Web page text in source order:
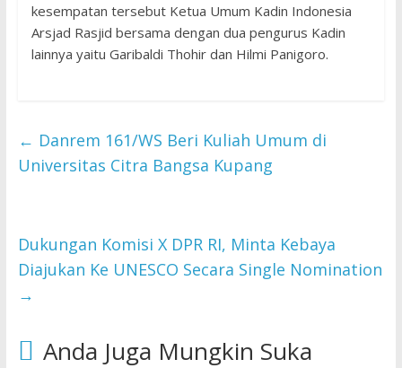
kesempatan tersebut Ketua Umum Kadin Indonesia
Arsjad Rasjid bersama dengan dua pengurus Kadin
lainnya yaitu Garibaldi Thohir dan Hilmi Panigoro.
← Danrem 161/WS Beri Kuliah Umum di
Universitas Citra Bangsa Kupang
Dukungan Komisi X DPR RI, Minta Kebaya
Diajukan Ke UNESCO Secara Single Nomination
→
Anda Juga Mungkin Suka